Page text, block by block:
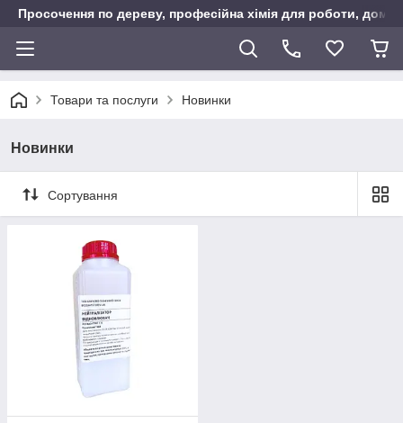
Просочення по дереву, професійна хімія для роботи,
Товари та послуги Новинки
Новинки
Сортування